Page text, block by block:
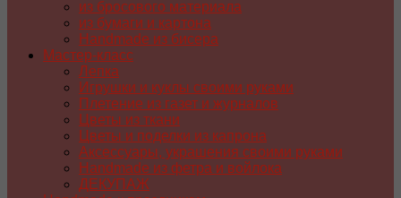
из бросового материала
из бумаги и картона
Handmade из бисера
Мастер-класс
Лепка
Игрушки и куклы своими руками
Плетение из газет и журналов
Цветы из ткани
Цветы и поделки из капрона
Аксессуары, украшения своими руками
Handmade из фетра и войлока
ДЕКУПАЖ